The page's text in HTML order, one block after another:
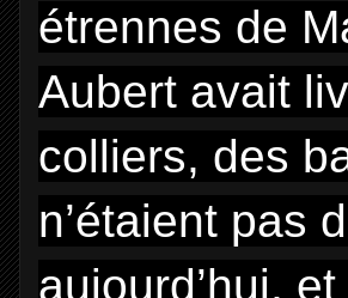
étrennes de
Aubert avait
colliers, des
n’étaient pas
aujourd’hui,